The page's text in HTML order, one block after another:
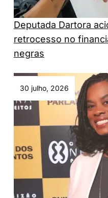
Deputada Dartora
retrocesso no
negras
30 julho, 2026